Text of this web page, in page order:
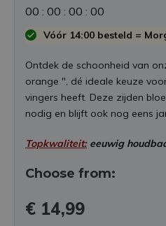
00 : 00 : 00 : 00
Vóór 14:00 besteld =
Ontdek de schoonheid van
orange ", dé ideale keuze
vingers heeft. Deze zijden
nodig en blijft ook nog eens
Topkwaliteit:eeuwig
Choose from:
€ 14,99